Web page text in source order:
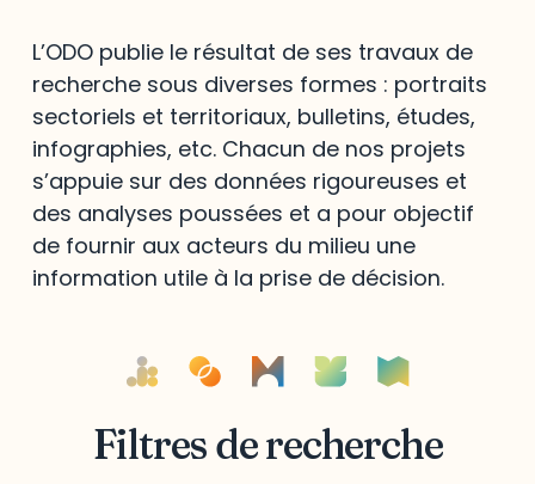
L’ODO publie le résultat de ses travaux de
recherche sous diverses formes : portraits
sectoriels et territoriaux, bulletins, études,
infographies, etc. Chacun de nos projets
s’appuie sur des données rigoureuses et
des analyses poussées et a pour objectif
de fournir aux acteurs du milieu une
information utile à la prise de décision.
Filtres de recherche